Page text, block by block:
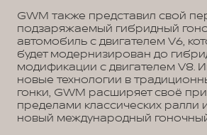
GWM также представил свой
подзаряжаемый гибридный
автомобиль с двигателем V6,
будет модернизирован до
модификации с двигателем V8.
новые технологии в
гонки, GWM расширяет своё
пределами классических ралли
новый международный